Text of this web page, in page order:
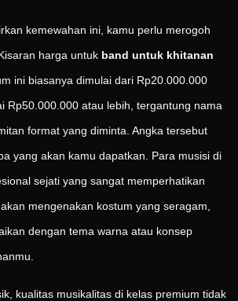
kemewahan ini, kamu perlu merogoh
harga untuk band untuk khitanan
ini biasanya dimulai dari Rp20.000.000
Rp50.000.000 atau lebih, tergantung nama
format yang diminta. Angka tersebut
yang akan kamu dapatkan. Para musisi di
sejati yang sangat memperhatikan
mengenakan kostum yang seragam,
dengan tema warna atau konsep
kualitas musikalitas di kelas premium tidak